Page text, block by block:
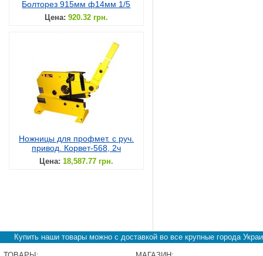
Болторез 915мм ф14мм 1/5
Цена: 920.32 грн.
Ножницы для профмет. с руч.
привод. Корвет-568, 2ч
Цена: 18,587.77 грн.
Купить наши товары можно с доставкой во все крупные города